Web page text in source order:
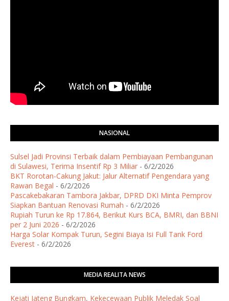
NASIONAL
Sulsel Jadi Provinsi Terbaik dalam Pembiayaan Pembangunan
di Sulawesi, Terima Insentif Rp 3 Miliar - 6/2/2026
BKT Rorotan-Cakung Jakut: Jalur Alternatif Pengendara yang
Rawan Begal - 6/2/2026
Pascakebakaran Tambora Jakbar, DPRD DKI Minta Pemprov
Siapkan Bantuan Renovasi Rumah - 6/2/2026
Rupiah Turun ke Rp 17.864, Berikut Kurs BCA, BMRI, dan BBNI
per 2 Juni 2026 - 6/2/2026
Harga Solar Kompak Turun, Segini Biaya Isi Full Tank Ford
Everest - 6/2/2026
MEDIA REALITA NEWS
Kejati Jateng Bungkam, Kekecewaan Publik Meledak Soal